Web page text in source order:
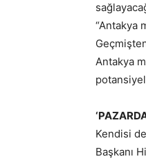
“Antakya
Antakya
Kendisi
Başkanı